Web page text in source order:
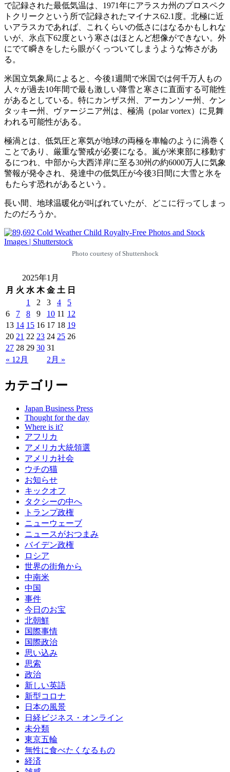
で記録された最低気温は、1971年にアラスカ州のプロスペク
トクリークという所で記録されたマイナス62.1度。北極に近
いアラスカであれば、これくらいの低さにはなるかもしれな
いが、氷点下62度という寒さはほとんど想像ができない。外
にでて瞬きをしたら眼がくっついてしまうような怖さがあ
る。
米国立気象局によると、今後1週間で米国では何千万人もの
人々が過去10年間で最も激しい降雪と寒さに直面する可能性
があるとしている。特にカンザス州、アーカンソー州、ケン
タッキー州、ヴァージニア州は、極渦（polar vortex）に見舞
われる可能性がある。
極渦とは、低気圧と寒気が地球の両極を車輪のように渦巻く
ことであり、厳重な警戒が必要になる。嵐が米東部に移動す
るにつれ、中部から大西洋岸に至る30州の約6000万人に気象
警報が発令され、発達中の低気圧が今後3日間に大雪と氷を
もたらす恐れがあるという。
長い間、地球温暖化が叫ばれていたが、どこに行ってしまっ
たのだろうか。
Photo courtesy of Shuttershock
2025年1月
月 火 水 木 金 土 日
« 12月 2月 »
1 2 3 4
5
6
7 8 9 10 11 12
13 14 15 16 17 18 19
20 21 22 23 24 25 26
27 28 29 30 31
カテゴリー
Japan Business Press
Thought for the day
Where is it?
アフリカ
アメリカ大統領選
アメリカ社会
ウチの猫
お知らせ
キックオフ
タクシーの中へ
トランプ政権
ニューウェーブ
ニュースがおつまみ
バイデン政権
ロシア
世界の街角から
中南米
中国
事件
今日のお宝
北朝鮮
国際事情
国際政治
思い込み
思索
政治
新しい英語
新型コロナ
日本の風景
日経ビジネス・オンライン
未分類
東京五輪
無性に食べたくなるもの
経済